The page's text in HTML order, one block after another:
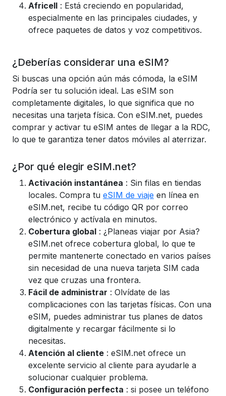
Africell : Está creciendo en popularidad,
especialmente en las principales ciudades, y
ofrece paquetes de datos y voz competitivos.
¿Deberías considerar una eSIM?
Si buscas una opción aún más cómoda, la eSIM
Podría ser tu solución ideal. Las eSIM son
completamente digitales, lo que significa que no
necesitas una tarjeta física. Con eSIM.net, puedes
comprar y activar tu eSIM antes de llegar a la RDC,
lo que te garantiza tener datos móviles al aterrizar.
¿Por qué elegir eSIM.net?
Activación instantánea : Sin filas en tiendas
locales. Compra tu eSIM de viaje en línea en
eSIM.net, recibe tu código QR por correo
electrónico y actívala en minutos.
Cobertura global : ¿Planeas viajar por Asia?
eSIM.net ofrece cobertura global, lo que te
permite mantenerte conectado en varios países
sin necesidad de una nueva tarjeta SIM cada
vez que cruzas una frontera.
Fácil de administrar : Olvídate de las
complicaciones con las tarjetas físicas. Con una
eSIM, puedes administrar tus planes de datos
digitalmente y recargar fácilmente si lo
necesitas.
Atención al cliente : eSIM.net ofrece un
excelente servicio al cliente para ayudarle a
solucionar cualquier problema.
Configuración perfecta : si posee un teléfono